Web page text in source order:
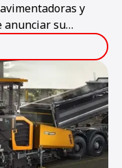
y
anunciar su
2024.